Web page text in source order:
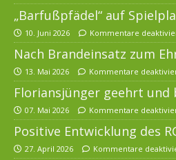
„Barfußpfädel“ auf
10. Juni 2026 Kommentare
Nach Brandeinsatz zum
13. Mai 2026 Kommentare
Floriansjünger geehrt
07. Mai 2026 Kommentare
Positive Entwicklung des
27. April 2026 Kommentare